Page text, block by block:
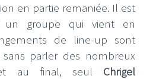
en partie remaniée. Il est
un groupe qui vient en
de line-up sont
parler des nombreux
et au final, seul Chrigel